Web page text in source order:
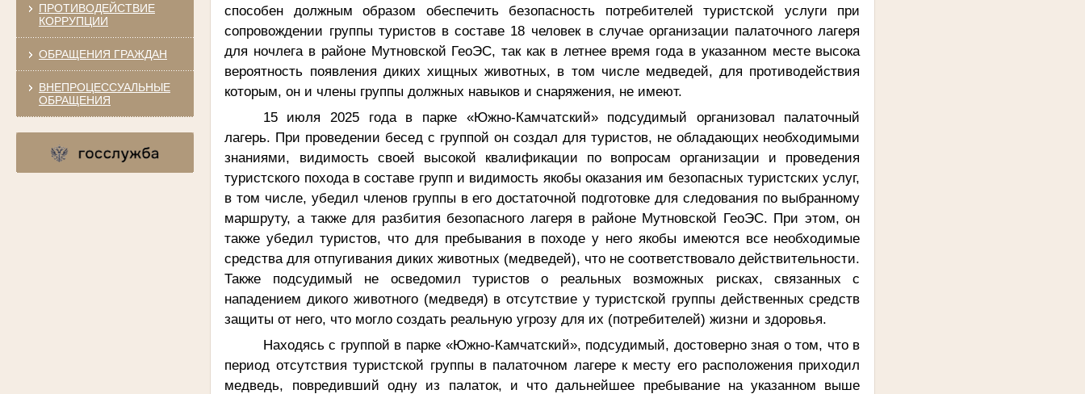
ПРОТИВОДЕЙСТВИЕ
КОРРУПЦИИ
ОБРАЩЕНИЯ ГРАЖДАН
ВНЕПРОЦЕССУАЛЬНЫЕ
ОБРАЩЕНИЯ
способен должным образом обеспечить безопасность потребителей туристской услуги при
сопровождении группы туристов в составе 18 человек в случае организации палаточного лагеря
для ночлега в районе Мутновской ГеоЭС, так как в летнее время года в указанном месте высока
вероятность появления диких хищных животных, в том числе медведей, для противодействия
которым, он и члены группы должных навыков и снаряжения, не имеют.
15 июля 2025 года в парке «Южно-Камчатский» подсудимый организовал палаточный
лагерь. При проведении бесед с группой он создал для туристов, не обладающих необходимыми
знаниями, видимость своей высокой квалификации по вопросам организации и проведения
туристского похода в составе групп и видимость якобы оказания им безопасных туристских услуг,
в том числе, убедил членов группы в его достаточной подготовке для следования по выбранному
маршруту, а также для разбития безопасного лагеря в районе Мутновской ГеоЭС. При этом, он
также убедил туристов, что для пребывания в походе у него якобы имеются все необходимые
средства для отпугивания диких животных (медведей), что не соответствовало действительности.
Также подсудимый не осведомил туристов о реальных возможных рисках, связанных с
нападением дикого животного (медведя) в отсутствие у туристской группы действенных средств
защиты от него, что могло создать реальную угрозу для их (потребителей) жизни и здоровья.
Находясь с группой в парке «Южно-Камчатский», подсудимый, достоверно зная о том, что в
период отсутствия туристской группы в палаточном лагере к месту его расположения приходил
медведь, повредивший одну из палаток, и что дальнейшее пребывание на указанном выше